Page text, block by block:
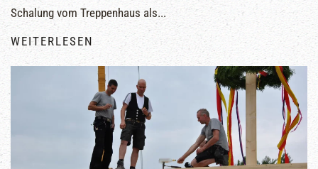
Schalung vom Treppenhaus als...
WEITERLESEN